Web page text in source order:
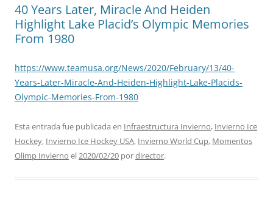
40 Years Later, Miracle And Heiden
Highlight Lake Placid’s Olympic Memories
From 1980
https://www.teamusa.org/News/2020/February/13/40-
Years-Later-Miracle-And-Heiden-Highlight-Lake-Placids-
Olympic-Memories-From-1980
Esta entrada fue publicada en Infraestructura Invierno, Invierno Ice
Hockey, Invierno Ice Hockey USA, Invierno World Cup, Momentos
Olimp Invierno el2020/02/20 pordirector.